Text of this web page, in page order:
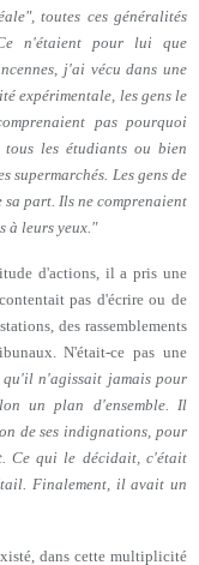
toutes ces généralités
n'étaient pour lui que
j'ai vécu dans une
expérimentale, les gens le
pas pourquoi
les étudiants ou bien
supermarchés. Les gens de
part. Ils ne comprenaient
à leurs yeux."
d'actions, il a pris une
pas d'écrire ou de
des rassemblements
N'était-ce pas une
qu'il n'agissait jamais pour
un plan d'ensemble. Il
de ses indignations, pour
Ce qui le décidait, c'était
Finalement, il avait un
dans cette multiplicité